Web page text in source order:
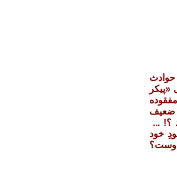
حوادث
ضعیف
؟! ...
خود